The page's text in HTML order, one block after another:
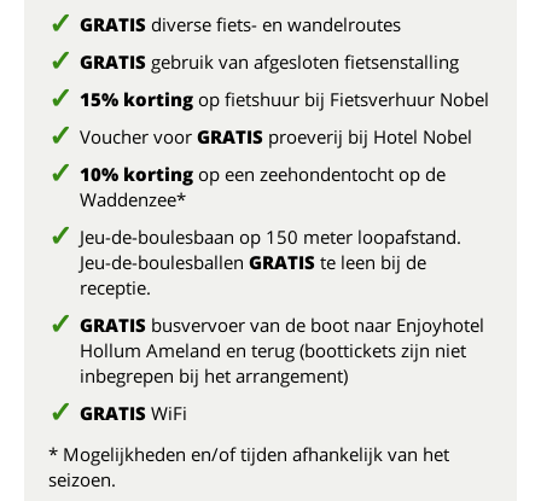
GRATIS diverse fiets- en wandelroutes
GRATIS gebruik van afgesloten fietsenstalling
15% korting op fietshuur bij Fietsverhuur Nobel
Voucher voor GRATIS proeverij bij Hotel Nobel
10% korting op een zeehondentocht op de
Waddenzee*
Jeu-de-boulesbaan op 150 meter loopafstand.
Jeu-de-boulesballen GRATIS te leen bij de
receptie.
GRATIS busvervoer van de boot naar Enjoyhotel
Hollum Ameland en terug (boottickets zijn niet
inbegrepen bij het arrangement)
GRATIS WiFi
* Mogelijkheden en/of tijden afhankelijk van het
seizoen.